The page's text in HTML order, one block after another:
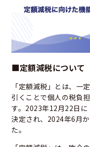
■定額減税について
「定額減税」とは、一
引くことで個人の税負
す。2023年12月22日
決定され、2024年6月
た。